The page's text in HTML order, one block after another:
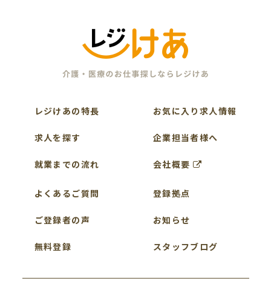
レジけあの特長
求人を探す
就業までの流れ
よくあるご質問
ご登録者の声
無料登録
お気に入り求人情報
企業担当者様へ
会社概要
登録拠点
お知らせ
スタッフブログ